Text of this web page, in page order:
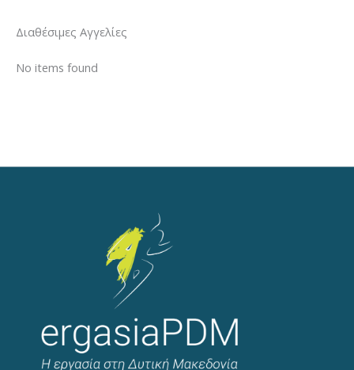
Διαθέσιμες Αγγελίες
No items found